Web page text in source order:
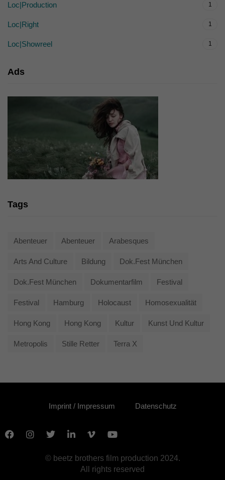
Loc|Production 1
Loc|Right 1
Loc|Showreel 1
Ads
Tags
Abenteuer Abenteuer Arabesques
Arts And Culture Bildung Dok.fest München
Dok.fest München Dokumentarfilm Festival
Festival Hamburg Holocaust Homosexualität
Hong Kong Hong Kong Kultur Kunst Und Kultur
Metropolis Stille Retter Terra X
Imprint / Impressum Datenschutz
© beetz brothers film production 2024.
All rights reserved